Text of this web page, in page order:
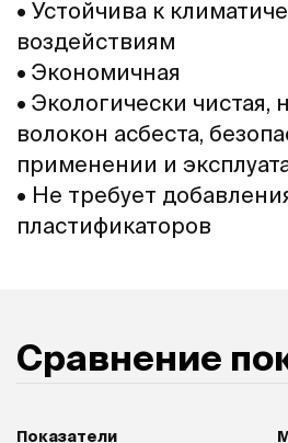
• Устойчива к
воздействиям
• Экономичная
• Экологически чистая,
волокон асбеста,
применении и
• Не требует
пластификаторов
Сравнение
Показатели